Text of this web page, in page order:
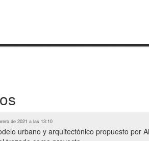
de 2021 a las 13:10
urbano y arquitectónico propuesto por